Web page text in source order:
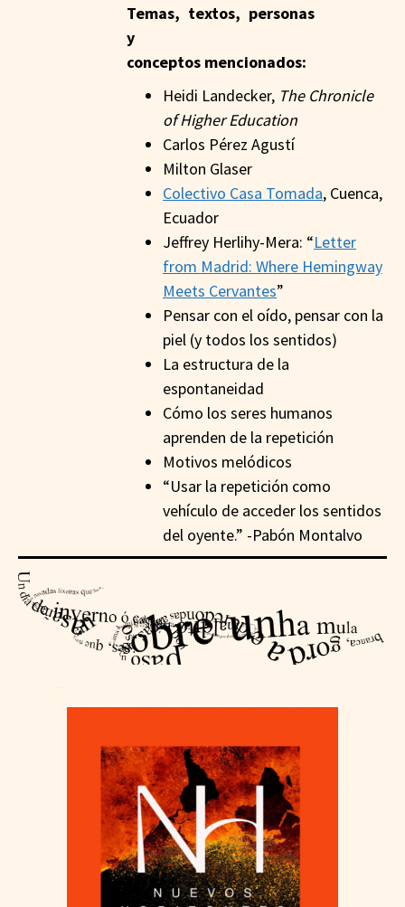
Temas, textos, personas
y
conceptos mencionados:
Heidi Landecker, The Chronicle
of Higher Education
Carlos Pérez Agustí
Milton Glaser
Colectivo Casa Tomada, Cuenca,
Ecuador
Jeffrey Herlihy-Mera: “Letter
from Madrid: Where Hemingway
Meets Cervantes”
Pensar con el oído, pensar con la
piel (y todos los sentidos)
La estructura de la
espontaneidad
Cómo los seres humanos
aprenden de la repetición
Motivos melódicos
“Usar la repetición como
vehículo de acceder los sentidos
del oyente.” -Pabón Montalvo